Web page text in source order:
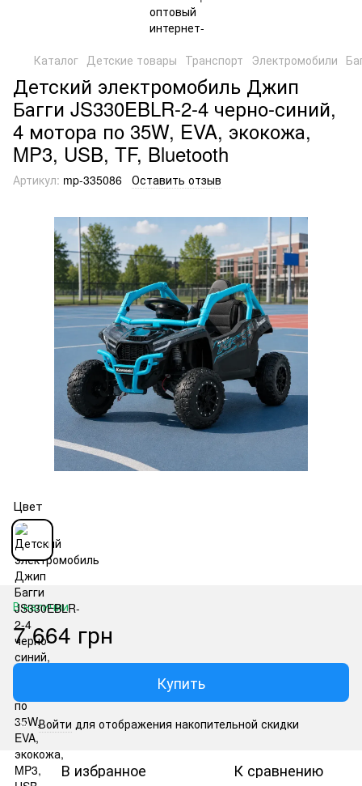
Каталог Детские товары Транспорт Электромобили
Детский электромобиль Джип
Багги JS330EBLR-2-4 черно-синий,
4 мотора по 35W, EVA, экокожа,
MP3, USB, TF, Bluetooth
Артикул: mp-335086 Оставить отзыв
Цвет
В наличии
7 664 грн
Купить
% Войти для отображения накопительной скидки
В избранное К сравнению